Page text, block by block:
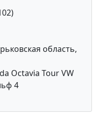
область,
Octavia Tour VW
4